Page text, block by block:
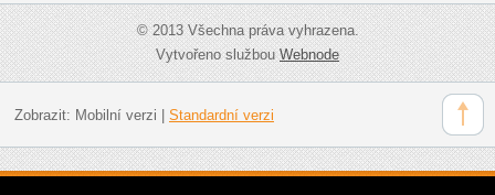
© 2013 Všechna práva vyhrazena.
Vytvořeno službouWebnode
Zobrazit: Mobilní verzi Standardní verzi